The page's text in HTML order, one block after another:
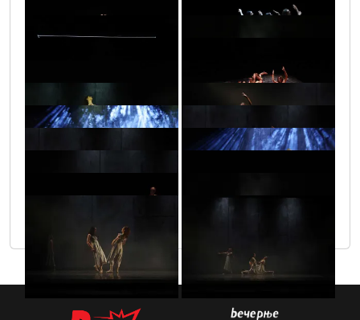
infinitas_1_9
infinitas_1_49
infinitas_1_8
infinitas_1_16
infinitas_1_39
infinitas_1_38
infinitas_1_12
infinitas_1_13